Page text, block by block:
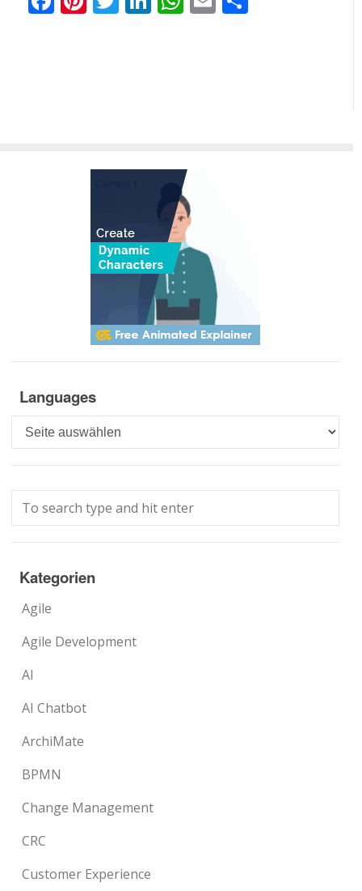
Languages
Languages
Kategorien
Agile
Agile Development
AI
AI Chatbot
ArchiMate
BPMN
Change Management
CRC
Customer Experience